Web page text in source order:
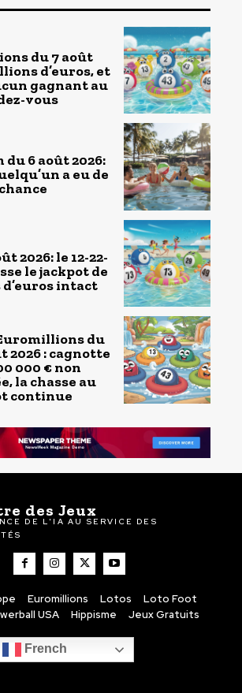
du 7 août
d’euros, et
gagnant au
vous
6 août 2026:
a eu de
2026: le 12-22-
le jackpot de
intact
du
2026 : cagnotte
000 € non
la chasse au
continue
des Jeux
DE L'IA AU SERVICE DES
Euromillions Lotos
Loto Foot
USA Hippisme Jeux Gratuits
French